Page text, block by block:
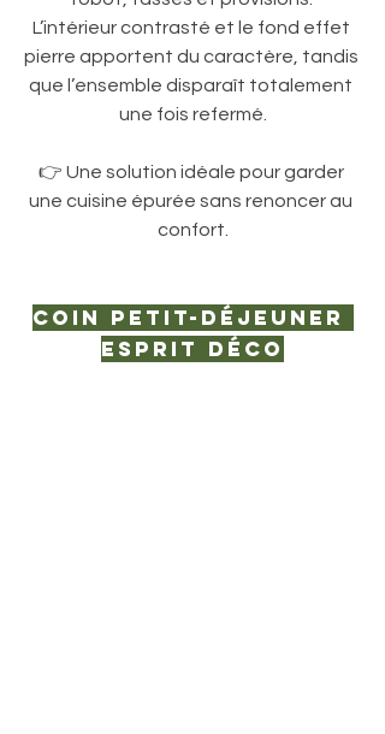
L’intérieur contrasté et le fond effet
pierre apportent du caractère, tandis
que l’ensemble disparaît totalement
une fois refermé.
👉 Une solution idéale pour garder
une cuisine épurée sans renoncer au
confort.
Coin petit-déjeuner
esprit déco